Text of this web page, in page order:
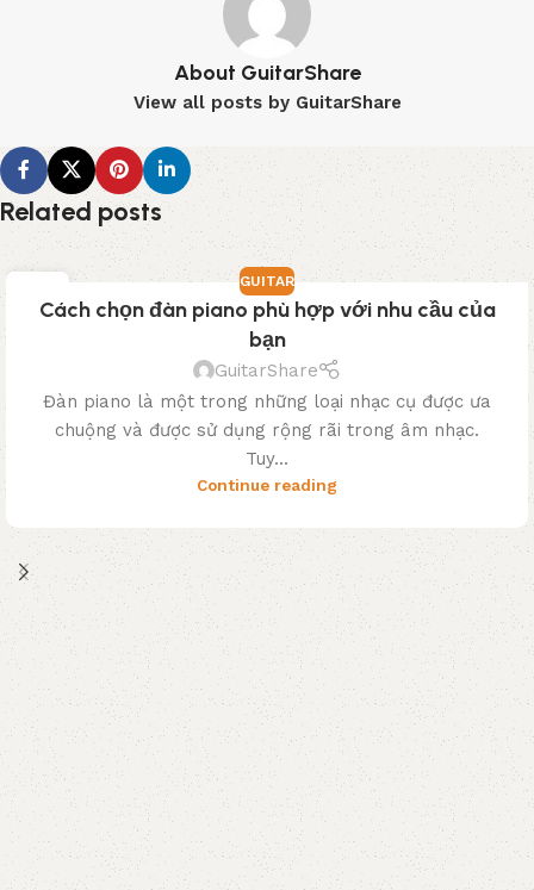
About GuitarShare
View all posts by GuitarShare
Related posts
TH3
GUITAR
Cách chọn đàn piano phù hợp với nhu cầu của
bạn
GuitarShare
Đàn piano là một trong những loại nhạc cụ được ưa
chuộng và được sử dụng rộng rãi trong âm nhạc.
Tuy...
Continue reading